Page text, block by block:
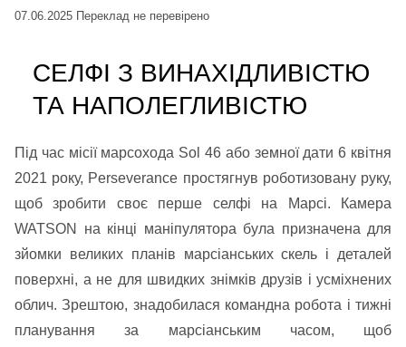
07.06.2025 Переклад не перевірено
СЕЛФІ З ВИНАХІДЛИВІСТЮ
ТА НАПОЛЕГЛИВІСТЮ
Під час місії марсохода Sol 46 або земної дати 6 квітня
2021 року, Perseverance простягнув роботизовану руку,
щоб зробити своє перше селфі на Марсі. Камера
WATSON на кінці маніпулятора була призначена для
зйомки великих планів марсіанських скель і деталей
поверхні, а не для швидких знімків друзів і усміхнених
облич. Зрештою, знадобилася командна робота і тижні
планування за марсіанським часом, щоб